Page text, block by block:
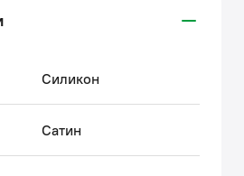
мм) легко смываются с ее
ровный и мягкий поток
воды без брызг и легко
ржавчины и известковых
провести по нему пальцем.
Силикон
Сатин